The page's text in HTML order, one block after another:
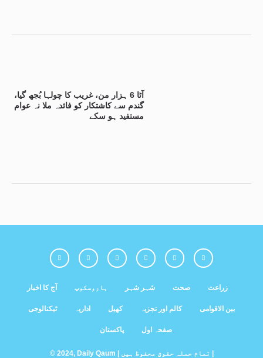
آٹا 6 ہزار من، غریب کا چولہا بُجھ گیا،
گندم سے کاشتکار کو فائدہ ملا نہ عوام
مستفید ہو سکے
آج کا اخبار ہاروسکوپ شہر شہر صحت زراعت
ٹیکنالوجی اداریہ کھیل کالم اور تجزیہ بین الاقوامی
پاکستان صفحہ اول